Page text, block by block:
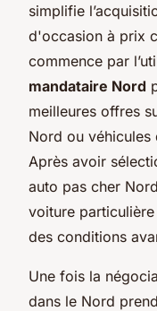
simplifie
d'occasion à prix
commence par
mandataire Nord
meilleures offres
Nord ou véhicules
Après avoir
auto pas cher
voiture
des conditions
Une fois la
dans le Nord